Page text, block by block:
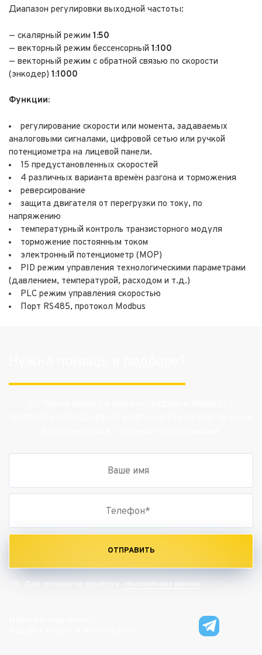
Диапазон регулировки выходной частоты:
— скалярный режим 1:50
— векторный режим бессенсорный 1:100
— векторный режим с обратной связью по скорости
(энкодер) 1:1000
Функции:
регулирование скорости или момента, задаваемых
аналоговыми сигналами, цифровой сетью или ручкой
потенциометра на лицевой панели.
15 предустановленных скоростей
4 различных варианта времён разгона и торможения
реверсирование
защита двигателя от перегрузки по току, по
напряжению
температурный контроль транзисторного модуля
торможение постоянным током
электронный потенциометр (MOP)
PID режим управления технологическими параметрами
(давлением, температурой, расходом и т.д.)
PLC режим управления скоростью
Порт RS485, протокол Modbus
ОТПРАВИТЬ
Даю согласие на обработку персональных данных